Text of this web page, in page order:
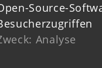
Source-
: Analyse